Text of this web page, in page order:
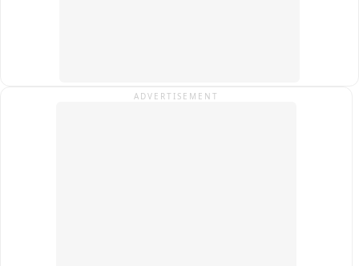
ADVERTISEMENT